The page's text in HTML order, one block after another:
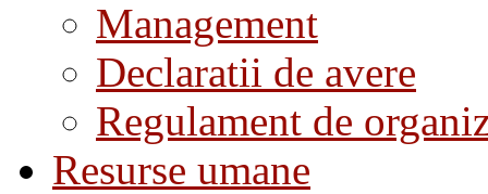
Management
Declaratii de avere
Regulament de
Resurse umane